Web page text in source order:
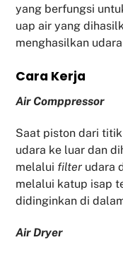
yang berfungsi
uap air yang
menghasilkan
Cara Kerja
Air Comppressor
Saat piston dari
udara ke luar dan
melalui filter udara
melalui katup isap
didinginkan di
Air Dryer